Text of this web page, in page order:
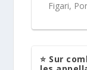
Figari,
⭐ Sur